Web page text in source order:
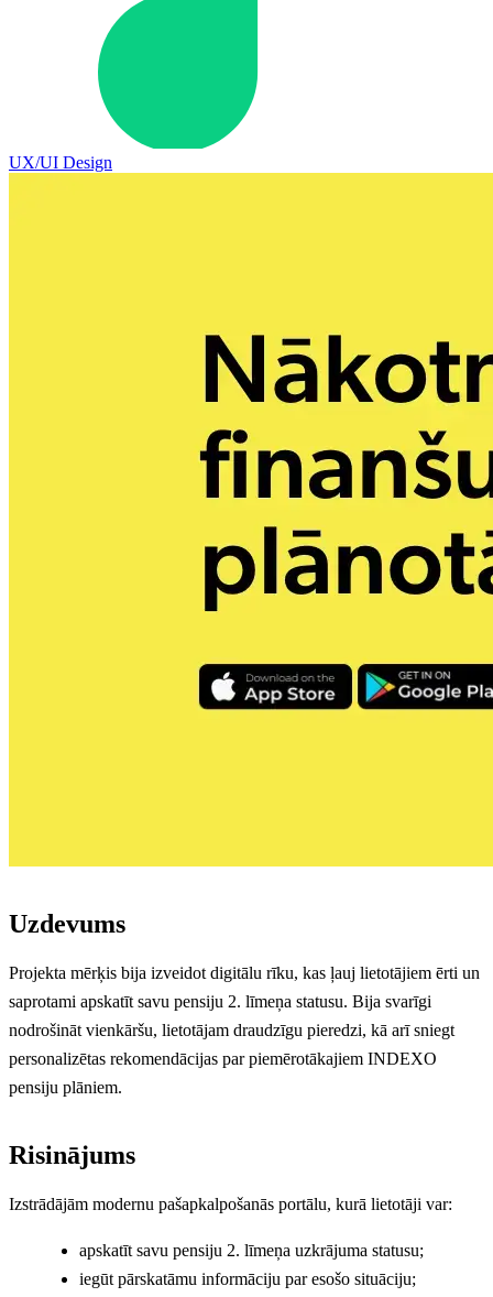
UX/UI Design
Uzdevums
Projekta mērķis bija izveidot digitālu rīku, kas ļauj lietotājiem ērti un
saprotami apskatīt savu pensiju 2. līmeņa statusu. Bija svarīgi
nodrošināt vienkāršu, lietotājam draudzīgu pieredzi, kā arī sniegt
personalizētas rekomendācijas par piemērotākajiem INDEXO
pensiju plāniem.
Risinājums
Izstrādājām modernu pašapkalpošanās portālu, kurā lietotāji var:
apskatīt savu pensiju 2. līmeņa uzkrājuma statusu;
iegūt pārskatāmu informāciju par esošo situāciju;